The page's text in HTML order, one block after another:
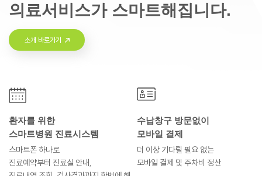
의료서비스가 스마트해집니다.
소개 바로가기
환자를 위한
스마트병원 진료시스템
스마트폰 하나로
진료예약부터 진료실 안내,
수납창구 방문없이
모바일 결제
더 이상 기다릴 필요 없는
모바일 결제 및 주차비 정산